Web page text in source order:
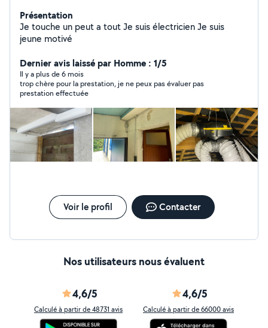
Présentation
Je touche un peut a tout Je suis électricien Je suis
jeune motivé
Dernier avis laissé par Homme : 1/5
Il y a plus de 6 mois
trop chère pour la prestation, je ne peux pas évaluer pas
prestation effectuée
Voir le profil Contacter
Nos utilisateurs nous évaluent
4,6/5
Calculé à partir de 48731 avis
4,6/5
Calculé à partir de 66000 avis